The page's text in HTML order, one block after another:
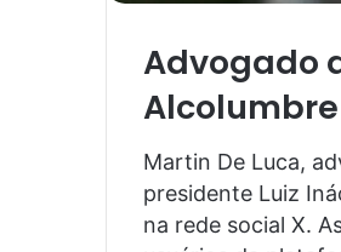
Advogado
Alcolumbre
Martin De Luca,
presidente Luiz
na rede social X.